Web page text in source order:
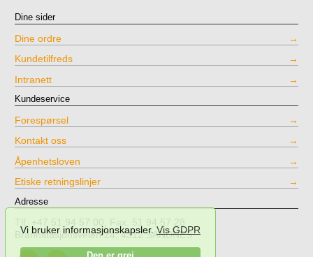
Vi bruker informasjonskapsler.Vis GDPR
Dine sider
Dine ordre
Kundetilfreds
Intranett
Kundeservice
Forespørsel
Kontakt oss
Åpenhetsloven
Etiske retningslinjer
Adresse
Tlf: +47 51 94 57 00, Fax. 51 94 57 28
Brannstasjonsveien 24, 4312 SANDNES
Send